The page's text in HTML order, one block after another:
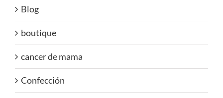
Blog
boutique
cancer de mama
Confección